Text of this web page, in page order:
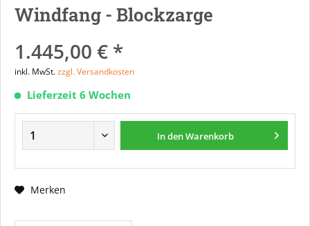
Windfang - Blockzarge
1.445,00 € *
inkl. MwSt.zzgl. Versandkosten
Lieferzeit 6 Wochen
In denWarenkorb
Merken